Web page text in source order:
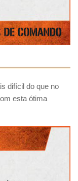
difícil do que no
esta ótima